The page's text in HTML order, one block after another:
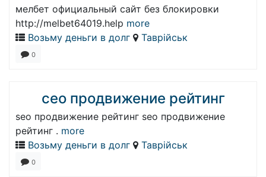
мелбет официальный сайт без блокировки
http://melbet64019.help more
Возьму деньги в долг
Таврійськ
0
сео продвижение рейтинг
seo продвижение рейтинг seo продвижение
рейтинг . more
Возьму деньги в долг
Таврійськ
0